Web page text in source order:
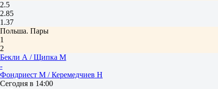
2.5
2.85
1.37
Польша. Пары
1
2
Бекли А / Щипка М
-
Фондриест М / Керемедчиев Н
Сегодня в 14:00